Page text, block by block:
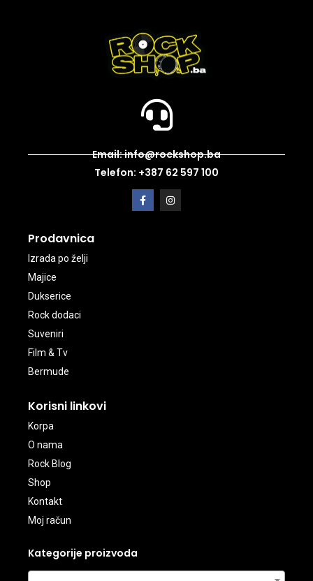
Email: info@rockshop.ba
Telefon: +387 62 597 100
Prodavnica
Izrada po želji
Majice
Dukserice
Rock dodaci
Suveniri
Film & Tv
Bermude
Korisni linkovi
Korpa
O nama
Rock Blog
Shop
Kontakt
Moj račun
Kategorije proizvoda